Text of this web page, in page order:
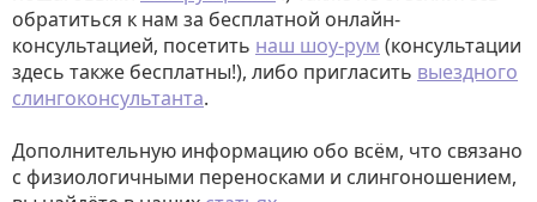
обратиться к нам за бесплатной онлайн-
консультацией, посетить наш шоу-рум (консультации
здесь также бесплатны!), либо пригласить выездного
слингоконсультанта.
Дополнительную информацию обо всём, что связано
с физиологичными переносками и слингоношением,